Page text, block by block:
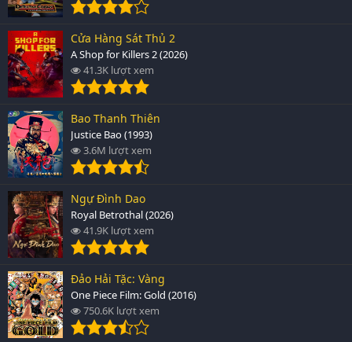
Cửa Hàng Sát Thủ 2
A Shop for Killers 2 (2026)
41.3K lượt xem
Bao Thanh Thiên
Justice Bao (1993)
3.6M lượt xem
Ngự Đình Dao
Royal Betrothal (2026)
41.9K lượt xem
Đảo Hải Tặc: Vàng
One Piece Film: Gold (2016)
750.6K lượt xem